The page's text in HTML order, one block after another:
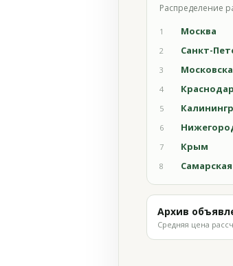
Распределение
1 Москва
2
Санкт-
3
4
5
6
7
Крым
8
Архив
Средняя цена